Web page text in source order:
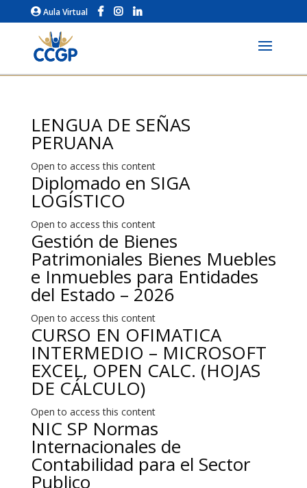
Aula Virtual
LENGUA DE SEÑAS
PERUANA
Open to access this content
Diplomado en SIGA
LOGÍSTICO
Open to access this content
Gestión de Bienes
Patrimoniales Bienes Muebles
e Inmuebles para Entidades
del Estado – 2026
Open to access this content
CURSO EN OFIMATICA
INTERMEDIO – MICROSOFT
EXCEL, OPEN CALC. (HOJAS
DE CÁLCULO)
Open to access this content
NIC SP Normas
Internacionales de
Contabilidad para el Sector
Publico